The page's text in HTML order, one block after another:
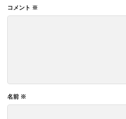
コメント ※
名前 ※